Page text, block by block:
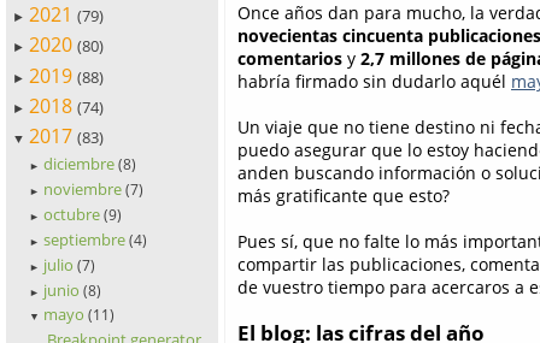
► 2021 (79)
► 2020 (80)
► 2019 (88)
► 2018 (74)
▼ 2017 (83)
► diciembre (8)
► noviembre (7)
► octubre (9)
► septiembre (4)
► julio (7)
► junio (8)
▼ mayo (11)
Once años dan para mucho, la
novecientas cincuenta publicaciones
comentarios y 2,7 millones de
habría firmado sin dudarlo aquél
Un viaje que no tiene destino ni
puedo asegurar que lo estoy
anden buscando información o
más gratificante que esto?
Pues sí, que no falte lo más
compartir las publicaciones,
de vuestro tiempo para acercaros a
El blog: las cifras del año